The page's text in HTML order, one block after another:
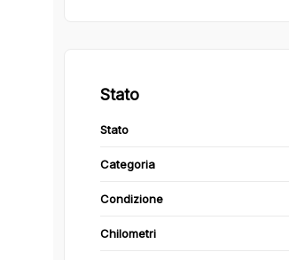
Stato
Stato
Categoria
Condizione
Chilometri